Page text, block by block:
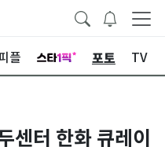
플 포토 TV
센터 한화 큐레이